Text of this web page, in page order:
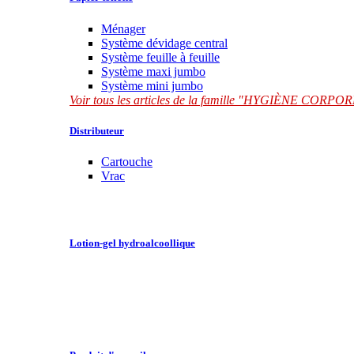
Ménager
Système dévidage central
Système feuille à feuille
Système maxi jumbo
Système mini jumbo
Voir tous les articles de la famille "HYGIÈNE
Distributeur
Cartouche
Vrac
Lotion-gel hydroalcoollique